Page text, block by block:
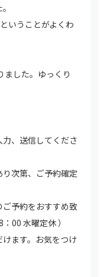
いうことがよくわ
ました。ゆっくり
、送信してくださ
次第、ご予約確定
予約をおすすめ致
00 水曜定休 ）
ます。お気をつけ